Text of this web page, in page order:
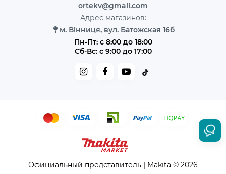
ortekv@gmail.com
Адрес магазинов:
м. Вінниця, вул. Батожская 16б
Пн-Пт: с 8:00 до 18:00
Сб-Вс: с 9:00 до 17:00
Официальный представитель | Makita © 2026